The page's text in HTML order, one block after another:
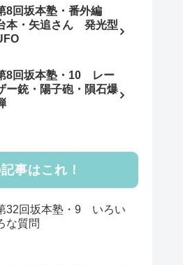
8回坂本塾・番外編
本・矢追さん 発光型
8回坂本塾・10 レー
ー銃・陽子砲・隕石爆
事はこれ！
32回坂本塾・9 いろい
な質問